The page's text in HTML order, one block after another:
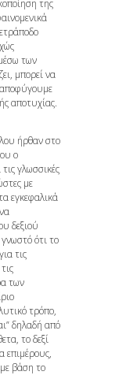
της
των
μπορεί να
αποτυχίας.
ήρθαν στο
ο
γλωσσικές
με
εγκεφαλικά
δεξιού
ότι το
τις
των
τρόπο,
δηλαδή από
το δεξί
επιμέρους,
με βάση το